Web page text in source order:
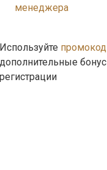
менеджера
Используйте
дополнительные
регистрации